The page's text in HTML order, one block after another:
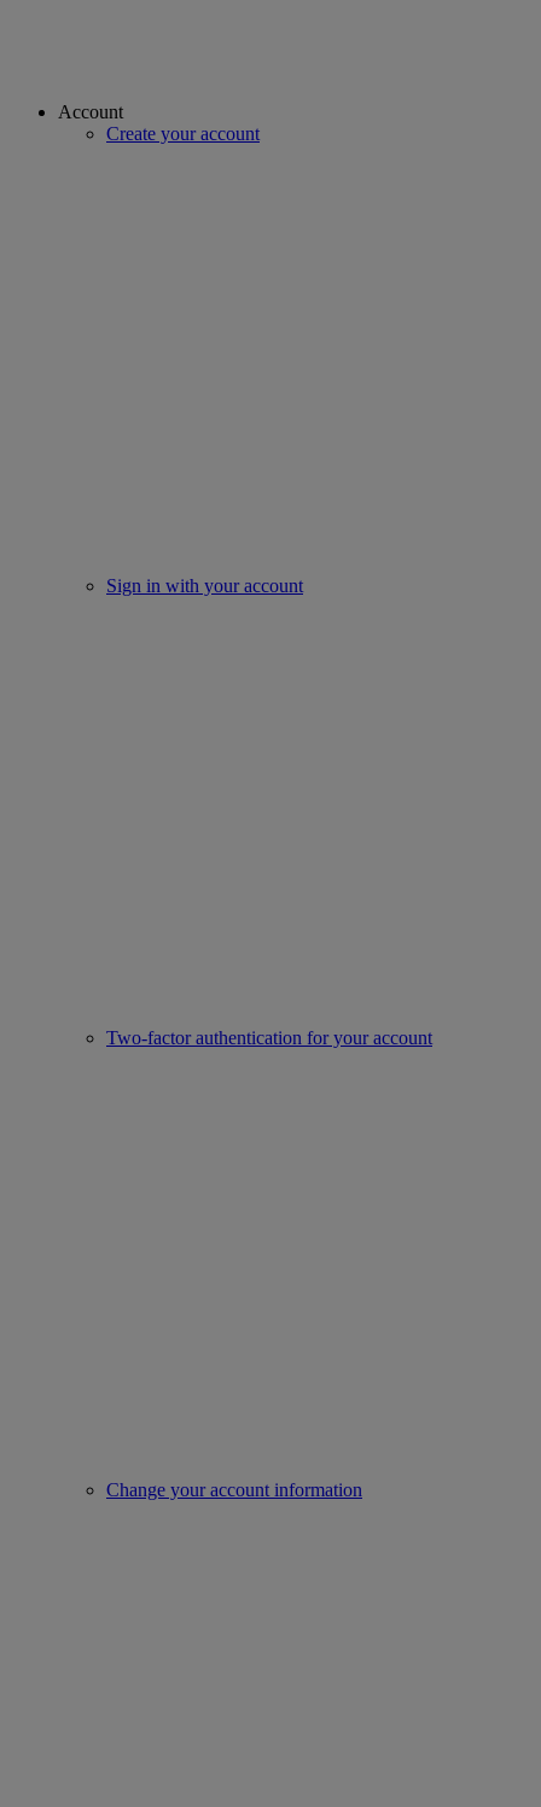
Account
Create your account
Sign in with your account
Two-factor authentication for your account
Change your account information